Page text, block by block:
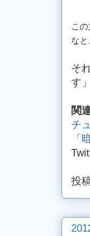
こ
な
そ
す
関
チ
「
投